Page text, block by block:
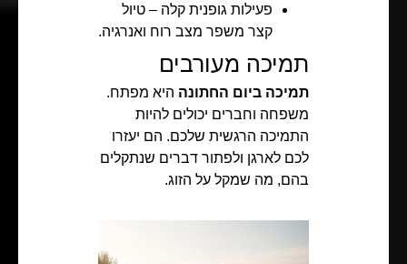
פעילות גופנית קלה – טיול
קצר משפר מצב רוח ואנרגיה.
תמיכה מעורבים
תמיכה ביום החתונה היא מפתח.
משפחה וחברים יכולים להיות
התמיכה הרגשית שלכם. הם יעזרו
לכם לארגן ולפתור דברים שנתקלים
בהם, מה שמקל על הזוג.